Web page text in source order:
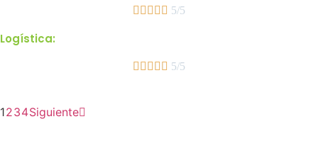
     5/5
Logística:
     5/5
1234Siguiente